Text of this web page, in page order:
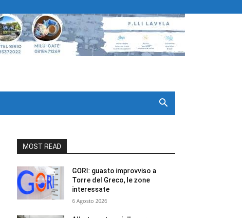
MOST READ
GORI: guasto improvviso a
Torre del Greco, le zone
interessate
6 Agosto 2026